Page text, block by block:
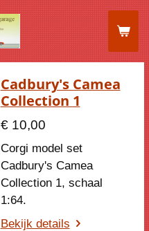
Cadbury's Camea
Collection 1
€ 10,00
Corgi model set
Cadbury's Camea
Collection 1, schaal
1:64.
Bekijk details